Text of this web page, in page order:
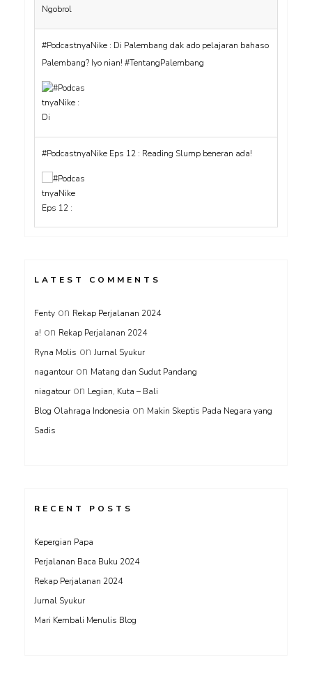
#PodcastnyaNike : Di Palembang dak ado pelajaran bahaso
Palembang? Iyo nian! #TentangPalembang
#PodcastnyaNike Eps 12 : Reading Slump beneran ada!
LATEST COMMENTS
Fenty on Rekap Perjalanan 2024
a! on Rekap Perjalanan 2024
Ryna Molis on Jurnal Syukur
nagantour on Matang dan Sudut Pandang
niagatour on Legian, Kuta – Bali
Blog Olahraga Indonesia on Makin Skeptis Pada Negara yang
Sadis
RECENT POSTS
Kepergian Papa
Perjalanan Baca Buku 2024
Rekap Perjalanan 2024
Jurnal Syukur
Mari Kembali Menulis Blog